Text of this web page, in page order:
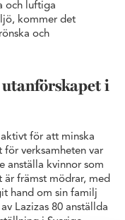
och luftiga
kommer det
och
i
för att minska
verksamheten var
anställa kvinnor som
är främst mödrar, med
hand om sin familj
Lazizas 80 anställda